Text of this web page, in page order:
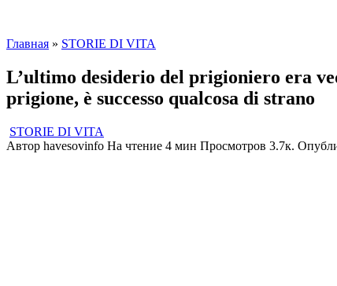
Главная » STORIE DI VITA
L’ultimo desiderio del prigioniero era
prigione, è successo qualcosa di strano
STORIE DI VITA
Автор havesovinfo На чтение 4 мин Просмотров 3.7к.